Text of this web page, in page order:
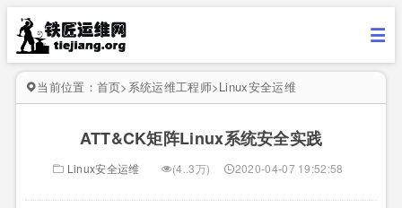
当前位置： 首页> 系统运维工程师>Linux安全运维
ATT&CK矩阵Linux系统安全实践
Linux安全运维 (4..3万) 2020-04-07 19:52:58